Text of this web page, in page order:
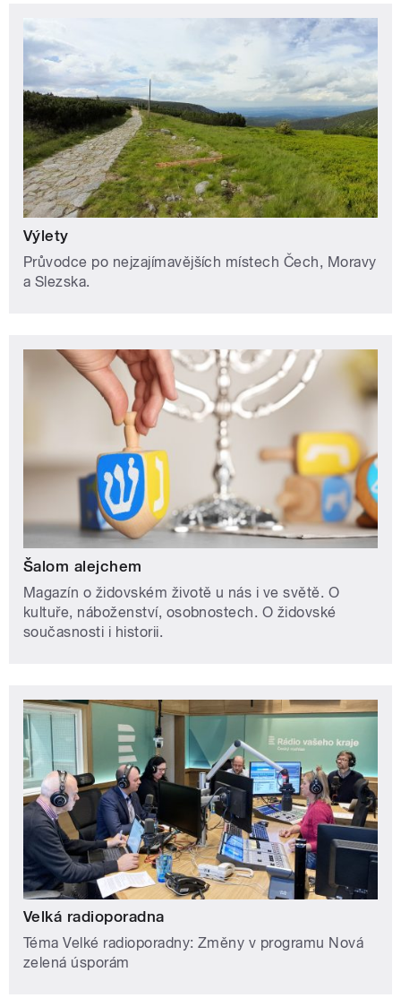
Výlety
Průvodce po nejzajímavějších místech Čech, Moravy
a Slezska.
Šalom alejchem
Magazín o židovském životě u nás i ve světě. O
kultuře, náboženství, osobnostech. O židovské
současnosti i historii.
Velká radioporadna
Téma Velké radioporadny: Změny v programu Nová
zelená úsporám